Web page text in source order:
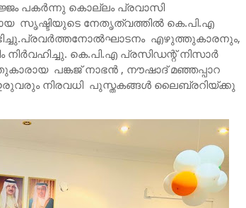
പകര്‍ന്നു കൊല്ലം പ്രവാസി
സൃഷ്ടിയുടെ നേതൃത്വത്തിൽ കെ.പി.എ
എഴുത്തുകാരനും,
കെ.പി.എ പ്രസിഡന്റ് നിസാർ
പങ്കജ് നാഭൻ , നൗഷാദ് മഞ്ഞപ്പാറ
നിരവധി പുസ്തകങ്ങൾ ലൈബ്രറിയ്ക്കു